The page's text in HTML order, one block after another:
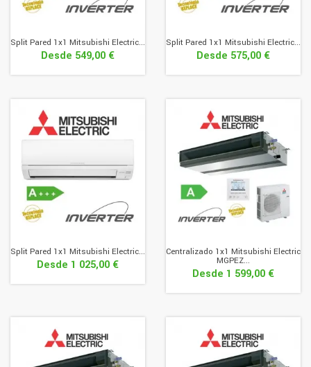
Split Pared 1x1 Mitsubishi Electric...
Desde 549,00 €
Split Pared 1x1 Mitsubishi Electric...
Desde 575,00 €
Split Pared 1x1 Mitsubishi Electric...
Desde 1 025,00 €
Centralizado 1x1 Mitsubishi Electric
MGPEZ...
Desde 1 599,00 €